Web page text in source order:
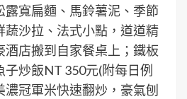
露寬扁麵、馬鈴薯泥、季節
蔬沙拉、法式小點，道道精
酒店搬到自家餐桌上；鐵板
炒飯NT 350元(附每日例
冠軍米快速翻炒，豪氣刨